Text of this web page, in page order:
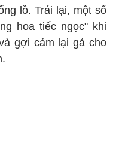
lồ. Trái lại, một số
hoa tiếc ngọc" khi
gợi cảm lại gả cho